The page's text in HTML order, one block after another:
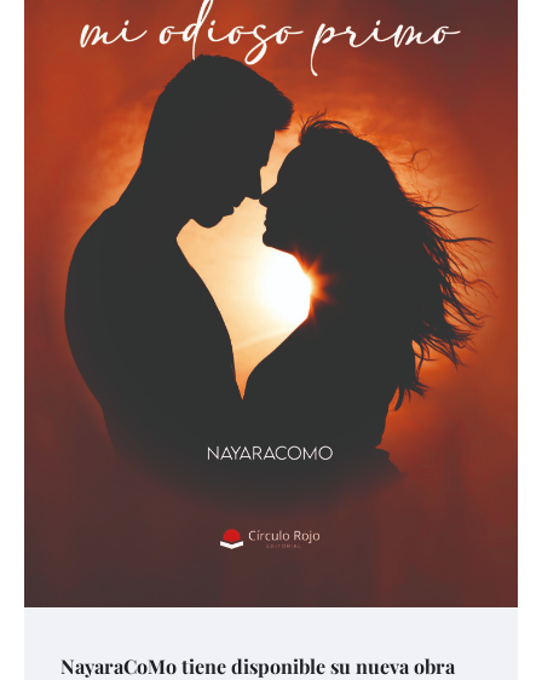
NayaraCoMo tiene disponible su nueva obra